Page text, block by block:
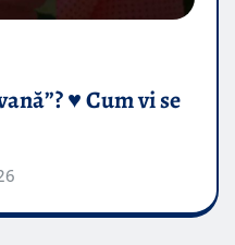
♥️ Cum vi se